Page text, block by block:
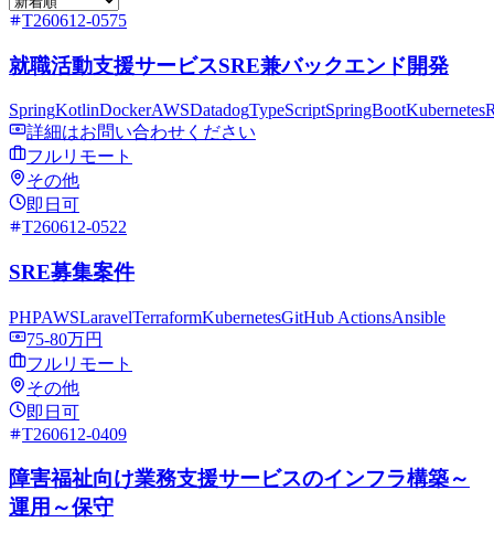
T260612-0575
就職活動支援サービスSRE兼バックエンド開発
SpringKotlinDockerAWSDatadogTypeScriptSpringBootKubernetes
詳細はお問い合わせください
フルリモート
その他
即日可
T260612-0522
SRE募集案件
PHPAWSLaravelTerraformKubernetesGitHub ActionsAnsible
75-80万円
フルリモート
その他
即日可
T260612-0409
障害福祉向け業務支援サービスのインフラ構築～
運用～保守